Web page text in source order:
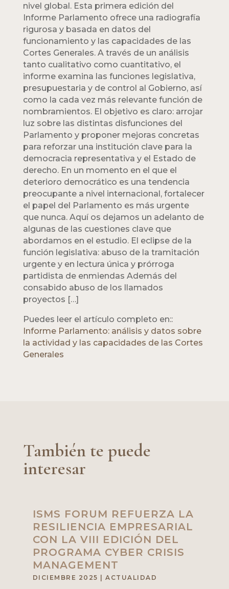
nivel global. Esta primera edición del
Informe Parlamento ofrece una radiografía
rigurosa y basada en datos del
funcionamiento y las capacidades de las
Cortes Generales. A través de un análisis
tanto cualitativo como cuantitativo, el
informe examina las funciones legislativa,
presupuestaria y de control al Gobierno, así
como la cada vez más relevante función de
nombramientos. El objetivo es claro: arrojar
luz sobre las distintas disfunciones del
Parlamento y proponer mejoras concretas
para reforzar una institución clave para la
democracia representativa y el Estado de
derecho. En un momento en el que el
deterioro democrático es una tendencia
preocupante a nivel internacional, fortalecer
el papel del Parlamento es más urgente
que nunca. Aquí os dejamos un adelanto de
algunas de las cuestiones clave que
abordamos en el estudio. El eclipse de la
función legislativa: abuso de la tramitación
urgente y en lectura única y prórroga
partidista de enmiendas Además del
consabido abuso de los llamados
proyectos […]
Puedes leer el artículo completo en::
Informe Parlamento: análisis y datos sobre
la actividad y las capacidades de las Cortes
Generales
También te puede
interesar
ISMS FORUM REFUERZA LA
RESILIENCIA EMPRESARIAL
CON LA VIII EDICIÓN DEL
PROGRAMA CYBER CRISIS
MANAGEMENT
DICIEMBRE 2025 |ACTUALIDAD